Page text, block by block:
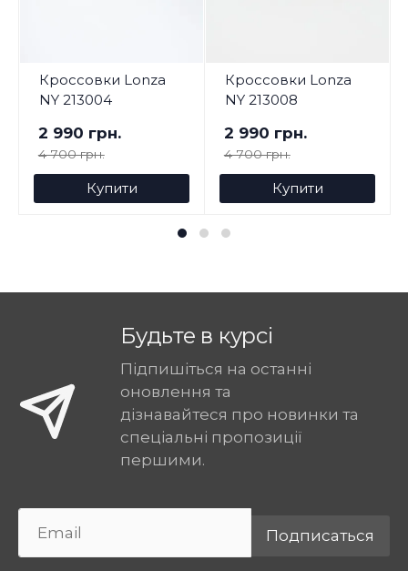
Кроссовки Lonza
NY 213004
2 990 грн.
4 700 грн.
Купити
Кроссовки Lonza
NY 213008
2 990 грн.
4 700 грн.
Купити
Будьте в курсі
Підпишіться на останні
оновлення та
дізнавайтеся про новинки та
спеціальні пропозиції
першими.
Подписаться